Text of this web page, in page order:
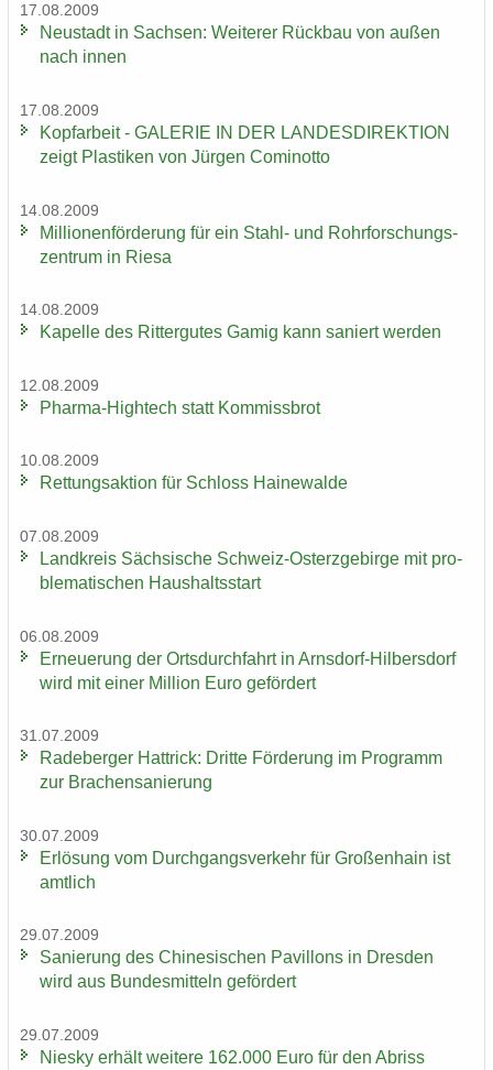
17.08.2009
Neu­stadt in Sach­sen: Wei­te­rer Rück­bau von außen
nach innen
17.08.2009
Kopf­ar­beit - GA­LE­RIE IN DER LAN­DES­DI­REK­TI­ON
zeigt Plas­ti­ken von Jür­gen Co­mi­not­to
14.08.2009
Mil­lio­nen­för­de­rung für ein Stahl-​ und Rohr­for­schungs­
zen­trum in Riesa
14.08.2009
Ka­pel­le des Rit­ter­gu­tes Gamig kann sa­niert wer­den
12.08.2009
Pharma-​Hightech statt Kom­miss­brot
10.08.2009
Ret­tungs­ak­ti­on für Schloss Hai­ne­wal­de
07.08.2009
Land­kreis Säch­si­sche Schweiz-​Osterzgebirge mit pro­
ble­ma­ti­schen Haus­halts­start
06.08.2009
Er­neue­rung der Orts­durch­fahrt in Arnsdorf-​Hilbersdorf
wird mit einer Mil­li­on Euro ge­för­dert
31.07.2009
Ra­de­ber­ger Hat­trick: Drit­te För­de­rung im Pro­gramm
zur Bra­chen­sa­nie­rung
30.07.2009
Er­lö­sung vom Durch­gangs­ver­kehr für Gro­ßen­hain ist
amt­lich
29.07.2009
Sa­nie­rung des Chi­ne­si­schen Pa­vil­lons in Dres­den
wird aus Bun­des­mit­teln ge­för­dert
29.07.2009
Nies­ky er­hält wei­te­re 162.000 Euro für den Ab­riss